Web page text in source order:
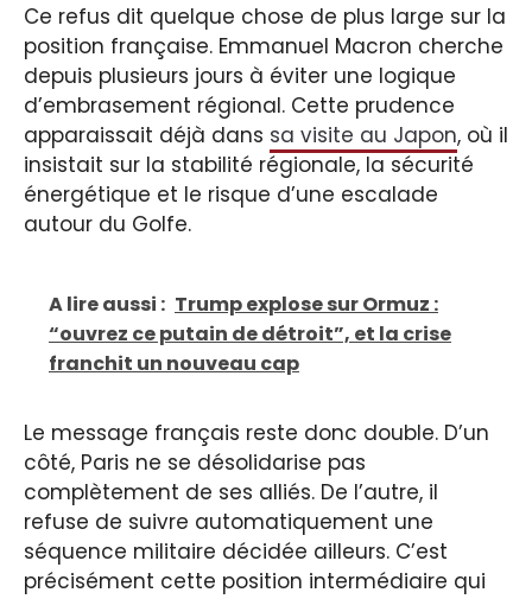
Ce refus dit quelque chose de plus large sur la
position française. Emmanuel Macron cherche
depuis plusieurs jours à éviter une logique
d’embrasement régional. Cette prudence
apparaissait déjà dans sa visite au Japon, où il
insistait sur la stabilité régionale, la sécurité
énergétique et le risque d’une escalade
autour du Golfe.
A lire aussi : Trump explose sur Ormuz :
“ouvrez ce putain de détroit”, et la crise
franchit un nouveau cap
Le message français reste donc double. D’un
côté, Paris ne se désolidarise pas
complètement de ses alliés. De l’autre, il
refuse de suivre automatiquement une
séquence militaire décidée ailleurs. C’est
précisément cette position intermédiaire qui